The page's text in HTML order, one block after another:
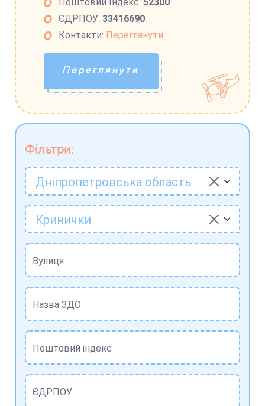
Фільтри:
Дніпропетровська область
Кринички
Вулиця
Назва ЗДО
Поштовий індекс
ЄДРПОУ
ЄДРПОУ: 33416690
Контакти: Переглянути
Переглянути